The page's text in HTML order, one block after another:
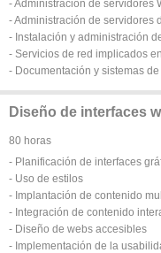
- Administración de servidores
- Administración de servidores
- Instalación y administración
- Servicios de red implicados
- Documentación y sistemas
Diseño de interfaces
80 horas
- Planificación de interfaces
- Uso de estilos
- Implantación de contenido
- Integración de contenido
- Diseño de webs accesibles
- Implementación de la